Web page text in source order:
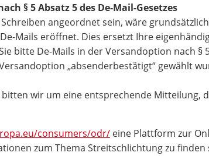
§ 5 Absatz 5 des De-Mail-Gesetzes
angeordnet sein, wäre
Mails eröffnet. Dies ersetzt Ihre
bitte De-Mails in der Versandoption nach §
„absenderbestätigt“ gewählt
wir um eine entsprechende
consumers/odr/ eine Plattform zur
zum Thema Streitschlichtung zu finden